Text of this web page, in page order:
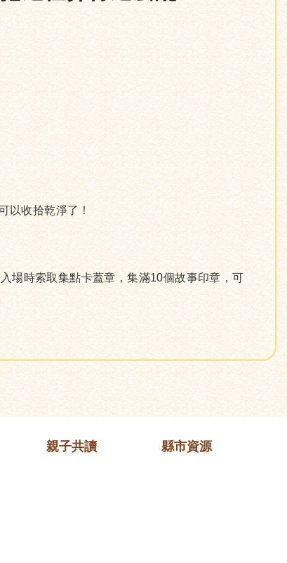
以收拾乾淨了！
場時索取集點卡蓋章，集滿10個故事印章，可
親子共讀 縣市資源